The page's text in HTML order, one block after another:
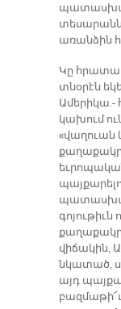
առանձին
Կը
տնօրէն
Ամերիկա.-
կախում
«վաղուան
գոյութիւն
վիճակին,
նկատած,
այդ